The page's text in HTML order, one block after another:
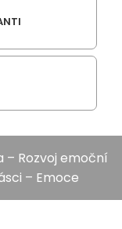
– Rozvoj emoční
– Emoce